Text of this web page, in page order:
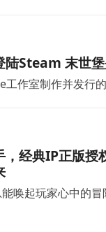
陆Steam 末世
工作室制作并发行
经典IP正版授
唤起玩家心中的